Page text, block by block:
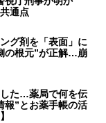
通点
グ剤を「表面」に
の根元”が正解…崩
た…薬局で何を伝
”とお薬手帳の活